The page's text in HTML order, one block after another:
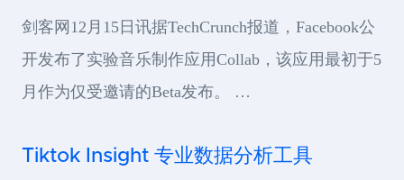
剑客网12月15日讯据TechCrunch报道，Facebook公
开发布了实验音乐制作应用Collab，该应用最初于5
月作为仅受邀请的Beta发布。 …
Tiktok Insight 专业数据分析工具